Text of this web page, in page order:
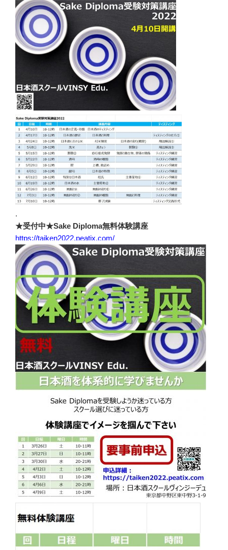
.
★受付中★Sake Diploma無料体験講座
https://taiken2022.peatix.com/